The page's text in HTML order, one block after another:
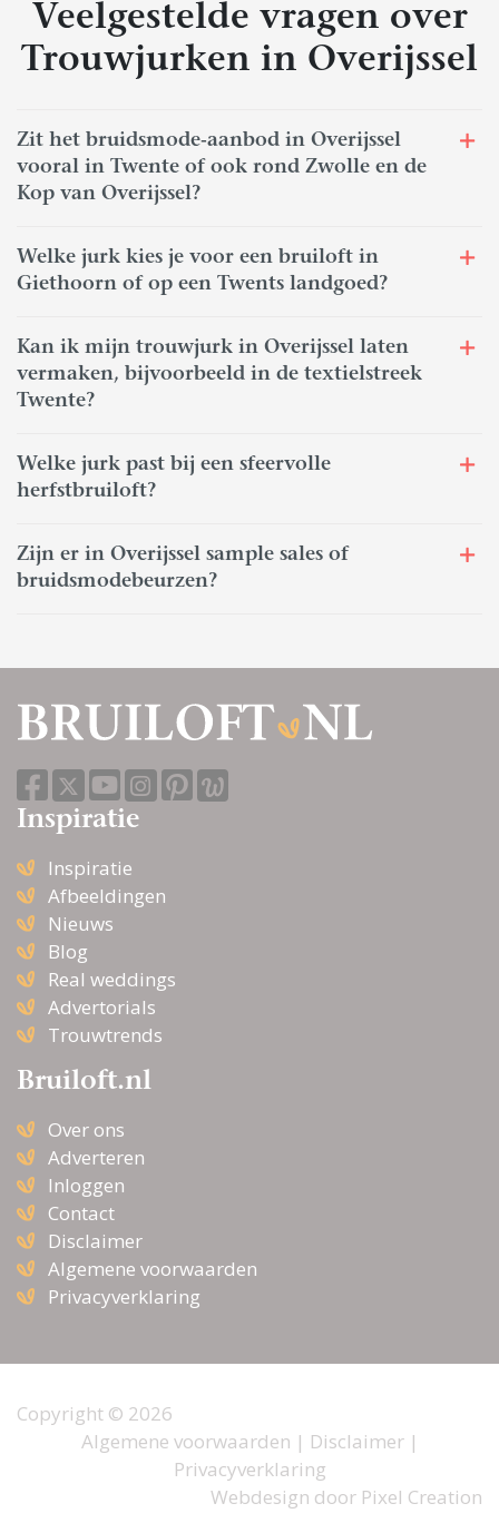
Veelgestelde vragen over
Trouwjurken in Overijssel
Zit het bruidsmode-aanbod in Overijssel
vooral in Twente of ook rond Zwolle en de
Kop van Overijssel?
Welke jurk kies je voor een bruiloft in
Giethoorn of op een Twents landgoed?
Kan ik mijn trouwjurk in Overijssel laten
vermaken, bijvoorbeeld in de textielstreek
Twente?
Welke jurk past bij een sfeervolle
herfstbruiloft?
Zijn er in Overijssel sample sales of
bruidsmodebeurzen?
Inspiratie
Inspiratie
Afbeeldingen
Nieuws
Blog
Real weddings
Advertorials
Trouwtrends
Bruiloft.nl
Over ons
Adverteren
Inloggen
Contact
Disclaimer
Algemene voorwaarden
Privacyverklaring
Copyright © 2026
Algemene voorwaarden | Disclaimer|
Privacyverklaring
Webdesign door Pixel Creation